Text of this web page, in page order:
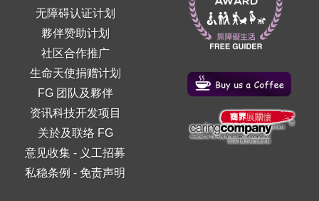
无障碍认证计划
夥伴赞助计划
社区合作推广
生命天使捐赠计划
FG 团队及夥伴
资讯科技开发项目
关於及联络 FG
意见收集 - 义工招募
私稳条例 - 免责声明